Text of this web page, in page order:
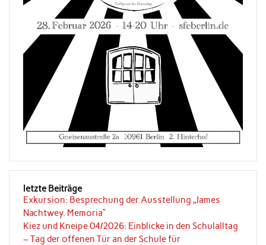
letzte Beiträge
Exkursion: Besprechung der Ausstellung „James
Nachtwey. Memoria“
Kiez und Kneipe 04/2026: Einblicke in den Schulalltag
– Tag der offenen Tür an der Schule für